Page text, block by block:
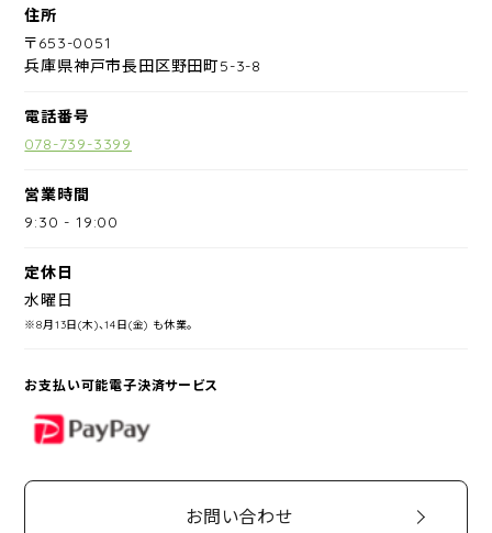
住所
〒653-0051
兵庫県神戸市長田区野田町5-3-8
電話番号
078-739-3399
営業時間
9:30 -19:00
定休日
水曜日
※8月13日(木)、14日(金) も休業。
お支払い可能電子決済サービス
PayPay
お問い合わせ